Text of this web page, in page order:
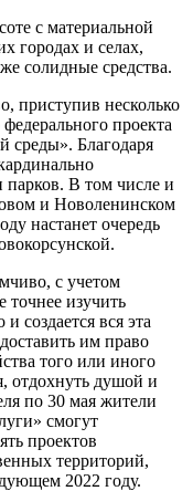
с материальной
городах и селах,
солидные средства.
приступив несколько
проекта
среды». Благодаря
парков. В том числе и
и Новоленинском
настанет очередь
с учетом
изучить
создается вся эта
им право
того или иного
отдохнуть душой и
по 30 мая жители
смогут
проектов
территорий,
2022 году.